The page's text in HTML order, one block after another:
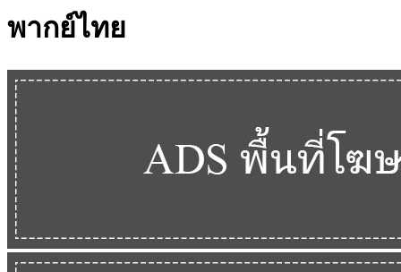
พากย์ไทย